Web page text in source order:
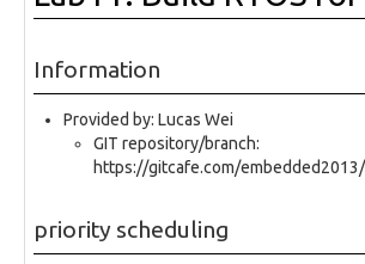
本頁面
頁面原始檔
刪除本頁
Information
Provided by: Lucas Wei
GIT repository/branch:
https://gitcafe.com/
priority scheduling